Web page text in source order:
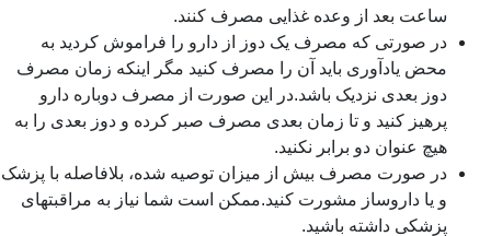
ساعت بعد از وعده غذایی مصرف کنند.
در صورتی که مصرف یک دوز از دارو را فراموش کردید به
محض یادآورى باید آن را مصرف کنید مگر اینکه زمان مصرف
دوز بعدى نزدیک باشد.در این صورت از مصرف دوباره دارو
پرهیز کنید و تا زمان بعدى مصرف صبر کرده و دوز بعدى را به
هیچ عنوان دو برابر نکنید.
در صورت مصرف بیش از میزان توصیه شده، بلافاصله با پزشک
و یا داروساز مشورت کنید.ممکن است شما نیاز به مراقبتهاى
پزشکى داشته باشید.